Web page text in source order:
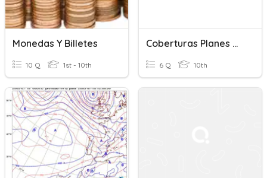
Monedas Y Billetes
10 Q 1st - 10th
Coberturas Planes Medicina Prepagada
6 Q 10th